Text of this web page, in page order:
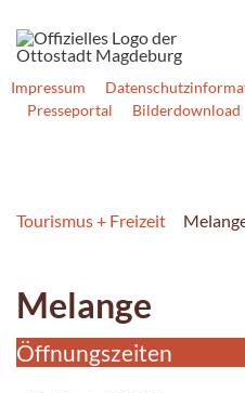
Impressum
Presseportal
Bilderdownload
Tourismus + Freizeit
Melange
Öffnungszeiten